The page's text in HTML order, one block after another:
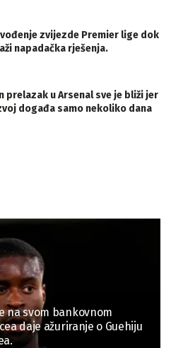
zvijezde Premier lige dok
napadačka rješenja.
prelazak u Arsenal sve je bliži jer
događa samo nekoliko dana
na svom bankovnom
daje ažuriranje o Guehiju